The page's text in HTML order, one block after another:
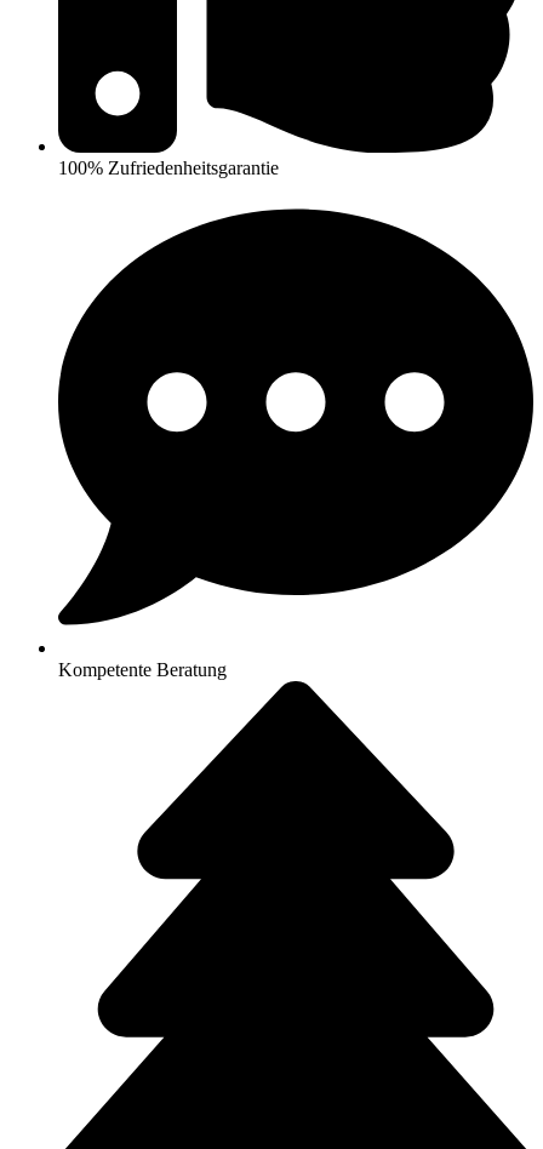
100% Zufriedenheitsgarantie
Kompetente Beratung